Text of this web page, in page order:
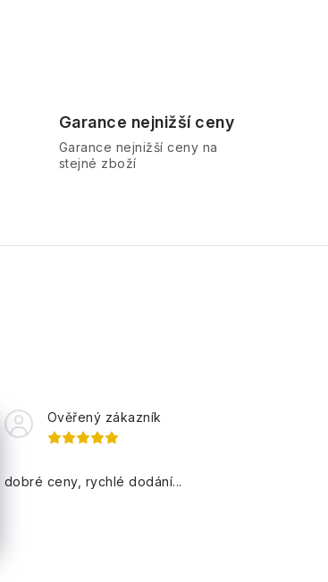
Garance nejnižší ceny
Garance nejnižší ceny na
stejné zboží
Ověřený zákazník
dobré ceny, rychlé dodání...